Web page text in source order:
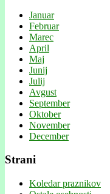
Januar
Februar
Marec
April
Maj
Junij
Julij
Avgust
September
Oktober
November
December
Strani
Koledar praznikov